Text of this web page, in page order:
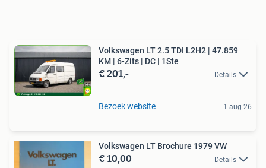
Volkswagen LT 2.5 TDI L2H2 | 47.859
KM | 6-Zits | DC | 1Ste
€ 201,- Details
Bezoek website 1 aug 26
Volkswagen LT Brochure 1979 VW
€ 10,00 Details